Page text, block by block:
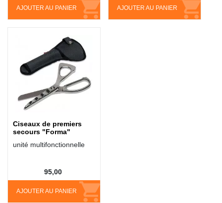
AJOUTER AU PANIER AJOUTER AU PANIER
Ciseaux de premiers
secours "Forma"
unité multifonctionnelle
AJOUTER AU PANIER
95,00